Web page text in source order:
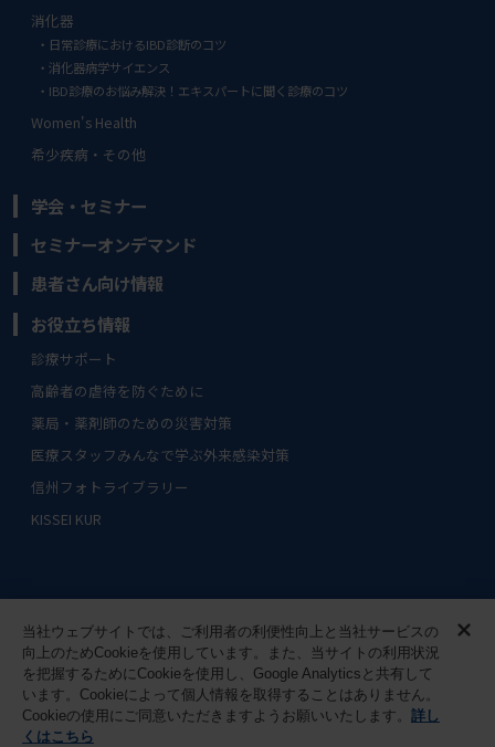
消化器
日常診療におけるIBD診断のコツ
消化器病学サイエンス
IBD診療のお悩み解決！エキスパートに聞く診療のコツ
Women's Health
希少疾病・その他
学会・セミナー
セミナーオンデマンド
患者さん向け情報
お役立ち情報
診療サポート
高齢者の虐待を防ぐために
薬局・薬剤師のための災害対策
医療スタッフみんなで学ぶ外来感染対策
信州フォトライブラリー
KISSEI KUR
サイトマップ ご利用条件
個人情報に関する取り組み お問い合わせ
当社ウェブサイトでは、ご利用者の利便性向上と当社サービスの
向上のためCookieを使用しています。また、当サイトの利用状況
を把握するためにCookieを使用し、Google Analyticsと共有して
います。Cookieによって個人情報を取得することはありません。
Cookieの使用にご同意いただきますようお願いいたします。 詳し
くはこちら